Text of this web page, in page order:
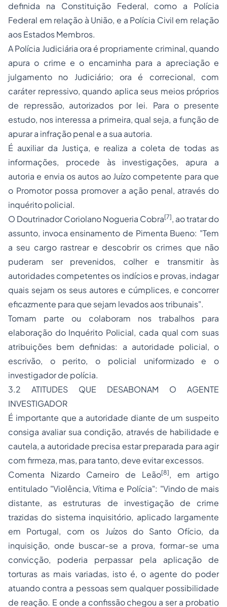
definida na Constituição Federal, como a Polícia
Federal em relação à União, e a Polícia Civil em relação
aos Estados Membros.
A Polícia Judiciária ora é propriamente criminal, quando
apura o crime e o encaminha para a apreciação e
julgamento no Judiciário; ora é correcional, com
caráter repressivo, quando aplica seus meios próprios
de repressão, autorizados por lei. Para o presente
estudo, nos interessa a primeira, qual seja, a função de
apurar a infração penal e a sua autoria.
É auxiliar da Justiça, e realiza a coleta de todas as
informações, procede às investigações, apura a
autoria e envia os autos ao Juízo competente para que
o Promotor possa promover a ação penal, através do
inquérito policial.
O Doutrinador Coriolano Nogueria Cobra[7], ao tratar do
assunto, invoca ensinamento de Pimenta Bueno: "Tem
a seu cargo rastrear e descobrir os crimes que não
puderam ser prevenidos, colher e transmitir às
autoridades competentes os indícios e provas, indagar
quais sejam os seus autores e cúmplices, e concorrer
eficazmente para que sejam levados aos tribunais".
Tomam parte ou colaboram nos trabalhos para
elaboração do Inquérito Policial, cada qual com suas
atribuições bem definidas: a autoridade policial, o
escrivão, o perito, o policial uniformizado e o
investigador de polícia.
3.2 ATITUDES QUE DESABONAM O AGENTE
INVESTIGADOR
É importante que a autoridade diante de um suspeito
consiga avaliar sua condição, através de habilidade e
cautela, a autoridade precisa estar preparada para agir
com firmeza, mas, para tanto, deve evitar excessos.
Comenta Nizardo Carneiro de Leão[8], em artigo
entitulado "Violência, Vítima e Polícia": "Vindo de mais
distante, as estruturas de investigação de crime
trazidas do sistema inquisitório, aplicado largamente
em Portugal, com os Juízos do Santo Ofício, da
inquisição, onde buscar-se a prova, formar-se uma
convicção, poderia perpassar pela aplicação de
torturas as mais variadas, isto é, o agente do poder
atuando contra a pessoas sem qualquer possibilidade
de reação. E onde a confissão chegou a ser a probatio